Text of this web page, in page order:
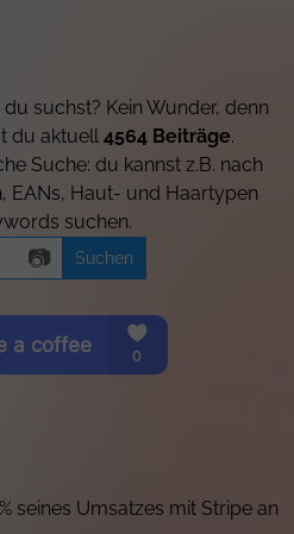
suchst? Kein Wunder, denn
du aktuell 4564 Beiträge.
Suche: du kannst z.B. nach
EANs, Haut- und Haartypen
suchen.
📷
seines Umsatzes mit Stripe an